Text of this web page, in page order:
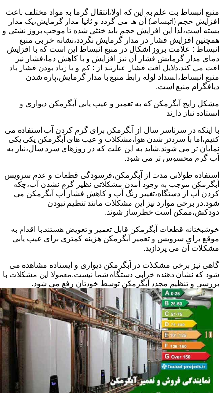
منبع انبساط بت علم به این که اولا،انتقال گرما به مواد مختلف باعث
افزایش حجم (اتبساط) آن ها می گردد و ثانیا مدار گرمایش،یک مدار
بسته است،لذا این افزایش حجم باید خنثی شده تا موجب بروز نشتی و
همچنین افزایش فشار در مدار گرمایش نگردد،نشانه خرابی منبع
انبساط : علامت بروز اشکال در منبع انبساط این است که با افزایش
دمای مدار گرمایش فشار آن نیز افزایش و با کاهش دما،فشار نیز
افت می کند.دلایل افت فشار عبارتند از : کم و یا زیاد بودن فشار باد
منبع انبساط،انسداد لوله رابط منبع با مدار گرمایش،پاره شدن
دیافگرام منبع است.
مشکل رایج آبگرمکن که به تعمیر و عیب یابی آبگرمکن دیواری و
ایستاده نیاز دارند
با اینکه در سرتاسر سال از آبگرمکن برای گرم کردن آب استفاده می
کنیم،اما با سردتر شدن هوا،مشکلات و عیب های آبگرمکن یکی یکی
نمایان تر می شوند.شاید به این علت که در روزهای سرد سال،نیاز به
آب گرم محسوس تر می شود.
استفاده طولانی مدت از آبگرمکن،فرسودگی قطعات و عدم سرویس
آبگرمکن موجب به وجود آمدن مشکلاتی نظیر گرم نشدن آب،چکه
کردن آب از دستگاه،تغییر رنگ آب و کاهش فشار آب آبگرمکن می
شود.در برخی موارد نیز این مشکلات مانند تنظیم نبودن
دودکش،ممکن است خطرساز شوند.
خوشبختانه قطعات آبگرمکن قابل تعمیر و تعویض هستند.با اقدام به
موقع برای سرویس و تعمیر آبگرمکن هزینه کمتری برای عیب یابی
مشکلات آن می پردازید.
گاهی نیز برخی مشکلات در آبگرمکن دیواری و ایستاده مشاهده می
شود که نشان دهنده خرابی دستگاه شما نیست.معمولا این مشکلات با
بررسی و تنظیم مجدد آبگرمکن توسط خودتان رفع می شود.